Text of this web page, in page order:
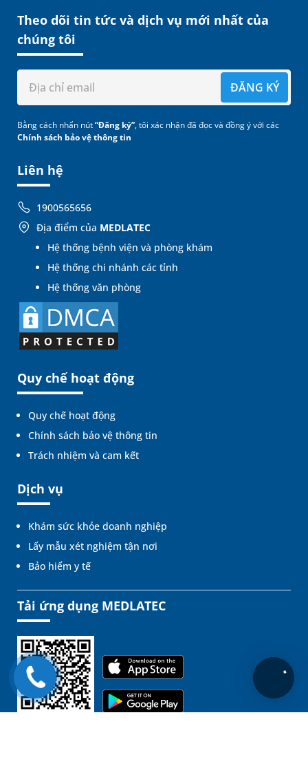
Liên hệ
1900565656
Địa điểm của MEDLATEC
Hệ thống bệnh viện và phòng khám
Hệ thống chi nhánh các tỉnh
Hệ thống văn phòng
Quy chế hoạt động
Quy chế hoạt động
Chính sách bảo vệ thông tin
Trách nhiệm và cam kết
Dịch vụ
Khám sức khỏe doanh nghiệp
Lấy mẫu xét nghiệm tận nơi
Bảo hiểm y tế
Theo dõi tin tức và dịch vụ mới nhất của
chúng tôi
ĐĂNG KÝ
Bằng cách nhấn nút“Đăng ký”, tôi xác nhận đã đọc và đồng ý với các
Chính sách bảo vệ thông tin
Tải ứng dụng MEDLATEC